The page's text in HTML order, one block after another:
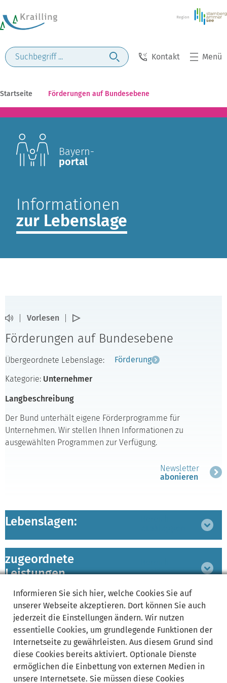
Kontakt Menü
Startseite Förderungen auf Bundesebene
Bayern-
portal
Informationen
zur Lebenslage
Vorlesen
Förderungen auf Bundesebene
Übergeordnete Lebenslage: Förderung
Kategorie: Unternehmer
Langbeschreibung
Der Bund unterhält eigene Förderprogramme für
Unternehmen. Wir stellen Ihnen Informationen zu
ausgewählten Programmen zur Verfügung.
Newsletter
abonieren
Lebenslagen:
ausklappen
zugeordnete
Leistungen
Synonyme:
BauförderungFinanzenFinanzierungFörderungFörderungen
GeldKommunenSportStaatliche Förderung
WirtschaftsfinanzierungWirtschaftsförderung
Informieren Sie sich hier, welche Cookies Sie auf
unserer Webseite akzeptieren. Dort können Sie auch
jederzeit die Einstellungen ändern. Wir nutzen
essentielle Cookies, um grundlegende Funktionen der
Internetseite zu gewährleisten. Aus diesem Grund sind
diese Cookies bereits aktiviert. Optionale Dienste
ermöglichen die Einbettung von externen Medien in
unsere Internetsete. Sie müssen diese Cookies